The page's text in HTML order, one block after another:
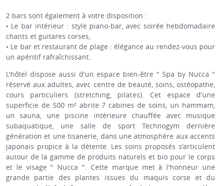
2 bars sont également à votre disposition :
• Le bar intérieur : style piano-bar, avec soirée hebdomadaire
chants et guitares corses,
• Le bar et restaurant de plage : élégance au rendez-vous pour
un apéritif rafraîchissant.
L'hôtel dispose aussi d'un espace bien-être " Spa by Nucca "
réservé aux adultes, avec centre de beauté, soins, ostéopathe,
cours particuliers (stretching, pilates). Cet espace d'une
superficie de 500 m² abrite 7 cabines de soins, un hammam,
un sauna, une piscine intérieure chauffée avec musique
subaquatique, une salle de sport Technogym dernière
génération et une tisanerie, dans une atmosphère aux accents
japonais propice à la détente. Les soins proposés s'articulent
autour de la gamme de produits naturels et bio pour le corps
et le visage " Nucca ". Cette marque met à l'honneur une
grande partie des plantes issues du maquis corse et du